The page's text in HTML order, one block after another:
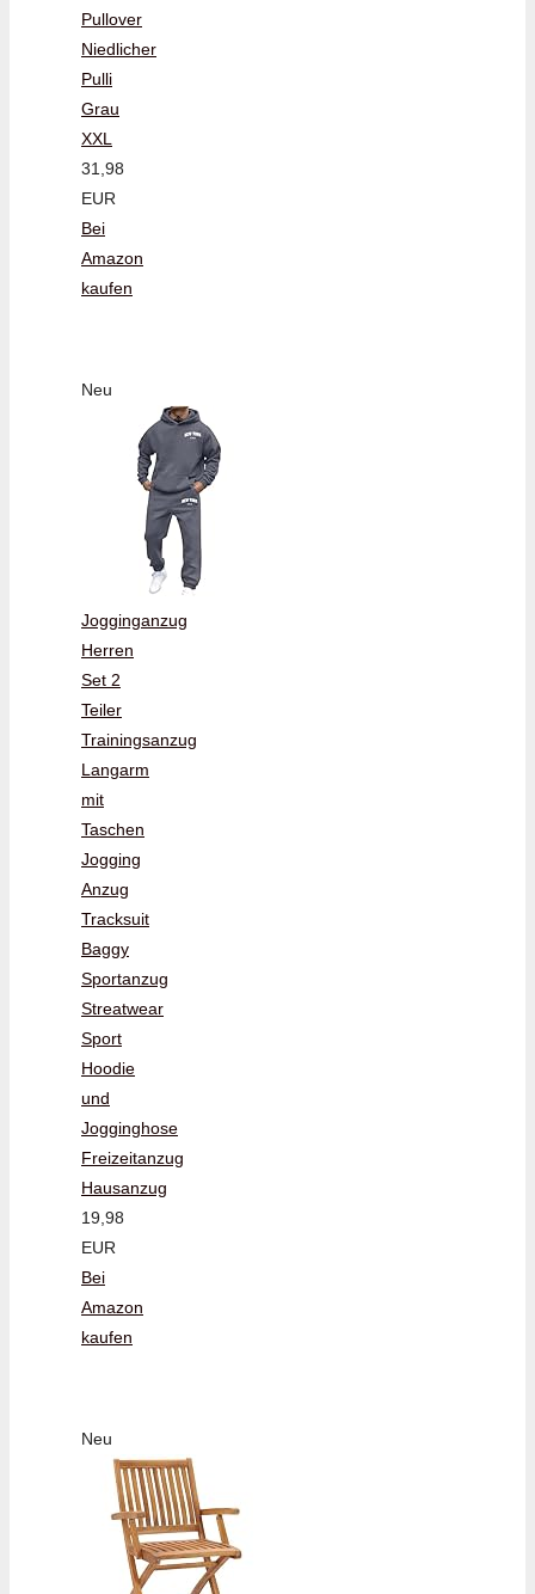
Pullover
Niedlicher
Pulli
Grau
XXL
31,98
EUR
Bei
Amazon
kaufen
Neu
Jogginganzug
Herren
Set 2
Teiler
Trainingsanzug
Langarm
mit
Taschen
Jogging
Anzug
Tracksuit
Baggy
Sportanzug
Streatwear
Sport
Hoodie
und
Jogginghose
Freizeitanzug
Hausanzug
19,98
EUR
Bei
Amazon
kaufen
Neu